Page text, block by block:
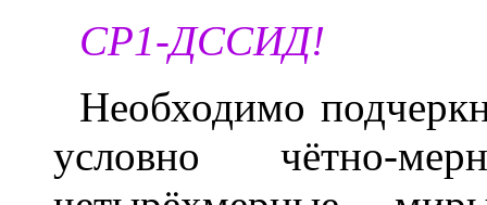
СР1-ДССИД!
Необходимо
условно чётно-